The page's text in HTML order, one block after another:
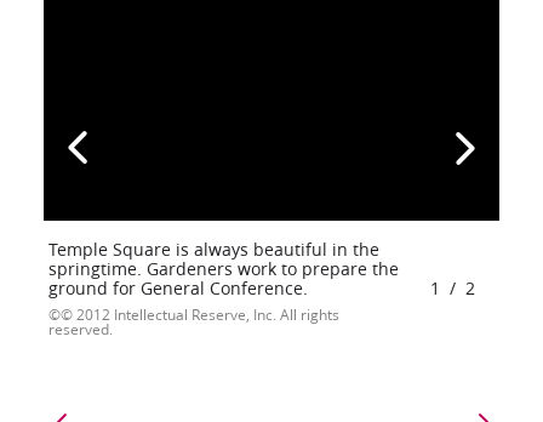
Temple Square is always beautiful in the
springtime. Gardeners work to prepare the
ground for General Conference.
© 2012 Intellectual Reserve, Inc. All rights
reserved.
1 / 2